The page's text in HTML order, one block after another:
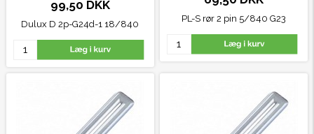
99,50 DKK
Dulux D 2p-G24d-1 18/840
PL-S rør 2 pin 5/840G23